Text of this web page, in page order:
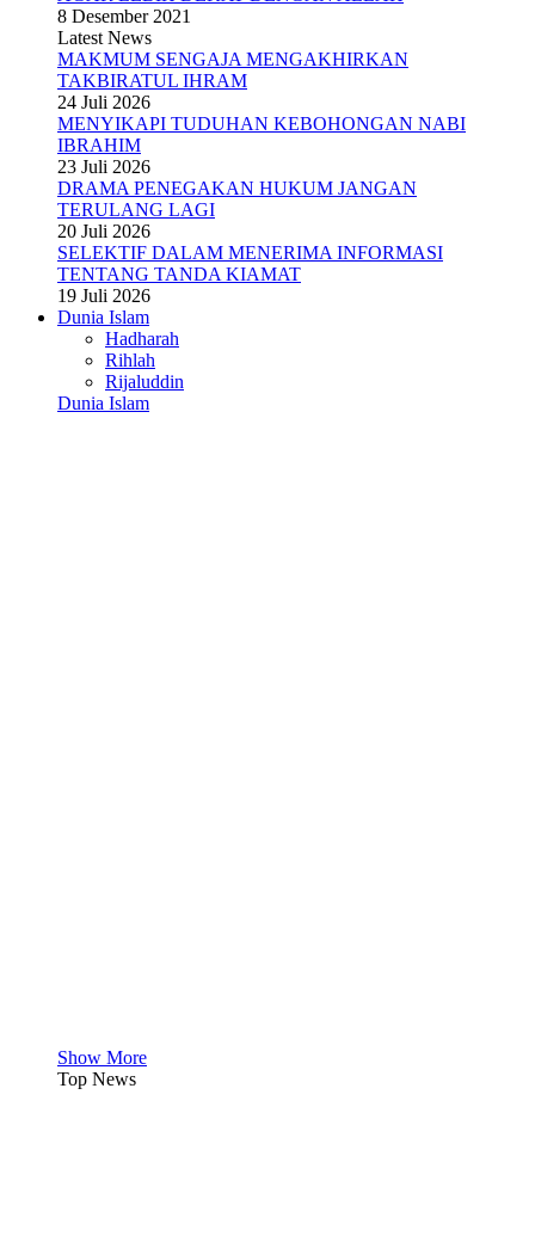
8 Desember 2021
Latest News
MAKMUM SENGAJA MENGAKHIRKAN
TAKBIRATUL IHRAM
24 Juli 2026
MENYIKAPI TUDUHAN KEBOHONGAN NABI
IBRAHIM
23 Juli 2026
DRAMA PENEGAKAN HUKUM JANGAN
TERULANG LAGI
20 Juli 2026
SELEKTIF DALAM MENERIMA INFORMASI
TENTANG TANDA KIAMAT
19 Juli 2026
Dunia Islam
Hadharah
Rihlah
Rijaluddin
Dunia Islam
Show More
Top News